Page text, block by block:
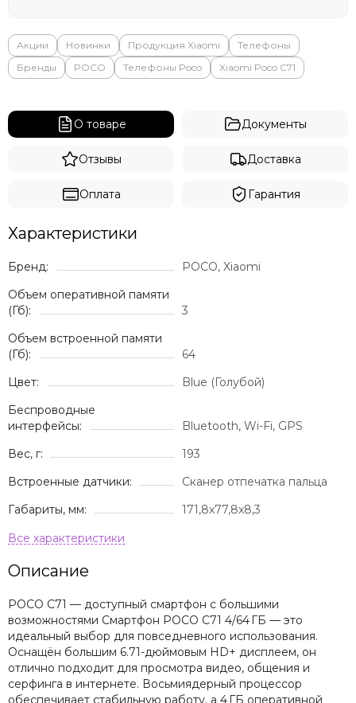
Акции Новинки Продукция Xiaomi
Телефоны
Бренды
POCO Телефоны Poco Xiaomi Poco C71
О товаре Документы
Отзывы Доставка
Оплата Гарантия
Характеристики
Бренд:
POCO, Xiaomi
Объем оперативной памяти
(Гб):
3
Объем встроенной памяти
(Гб):
64
Цвет:
Blue (Голубой)
Беспроводные
интерфейсы:
Bluetooth, Wi-Fi, GPS
Вес, г:
193
Встроенные датчики:
Сканер отпечатка пальца
Габариты, мм:
171,8x77,8x8,3
Описание
POCO C71 — доступный смартфон с большими
возможностями Смартфон POCO C71 4/64 ГБ — это
идеальный выбор для повседневного использования.
Оснащён большим 6.71-дюймовым HD+ дисплеем, он
отлично подходит для просмотра видео, общения и
серфинга в интернете. Восьмиядерный процессор
обеспечивает стабильную работу, а 4 ГБ оперативной